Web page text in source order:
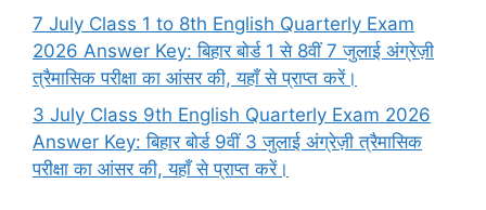
7 July Class 1 to 8th English Quarterly Exam
2026 Answer Key: बिहार बोर्ड 1 से 8वीं 7 जुलाई अंग्रेज़ी
त्रैमासिक परीक्षा का आंसर की, यहाँ से प्राप्त करें।
3 July Class 9th English Quarterly Exam 2026
Answer Key: बिहार बोर्ड 9वीं 3 जुलाई अंग्रेज़ी त्रैमासिक
परीक्षा का आंसर की, यहाँ से प्राप्त करें।